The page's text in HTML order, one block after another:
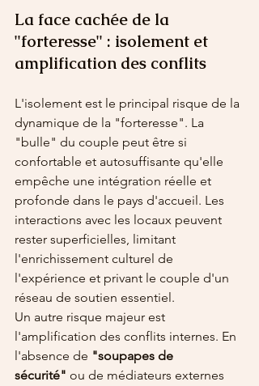
La face cachée de la
"forteresse" : isolement et
amplification des conflits
L'isolement est le principal risque de la
dynamique de la "forteresse". La
"bulle" du couple peut être si
confortable et autosuffisante qu'elle
empêche une intégration réelle et
profonde dans le pays d'accueil. Les
interactions avec les locaux peuvent
rester superficielles, limitant
l'enrichissement culturel de
l'expérience et privant le couple d'un
réseau de soutien essentiel.
Un autre risque majeur est
l'amplification des conflits internes. En
l'absence de "soupapes de
sécurité" ou de médiateurs externes